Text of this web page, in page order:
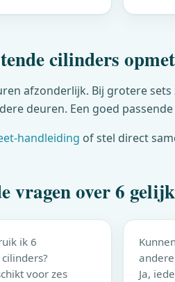
cilinders
afzonderlijk. Bij grotere
deuren. Een goed
handleiding of stel direct
vragen over 6
ik 6
voor zes
Ja,